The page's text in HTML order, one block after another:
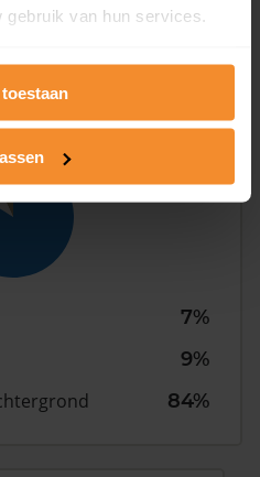
van hun services.
28%
7%
9%
84%